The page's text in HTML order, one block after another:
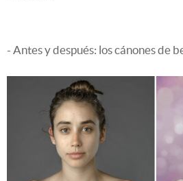
- Antes y después: los cánones de